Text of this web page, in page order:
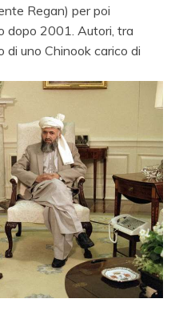
Regan) per poi
dopo 2001. Autori, tra
di uno Chinook carico di